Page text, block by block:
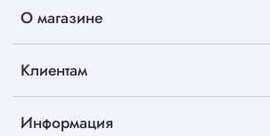
О магазине
Клиентам
Информация